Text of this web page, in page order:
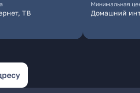
ТВ
Минимальная
Домашний